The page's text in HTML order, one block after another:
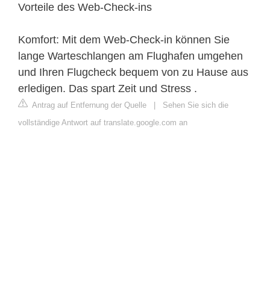
Vorteile des Web-Check-ins
Komfort: Mit dem Web-Check-in können Sie
lange Warteschlangen am Flughafen umgehen
und Ihren Flugcheck bequem von zu Hause aus
erledigen. Das spart Zeit und Stress .
Antrag auf Entfernung der Quelle | Sehen Sie sich die
vollständige Antwort auf translate.google.com an